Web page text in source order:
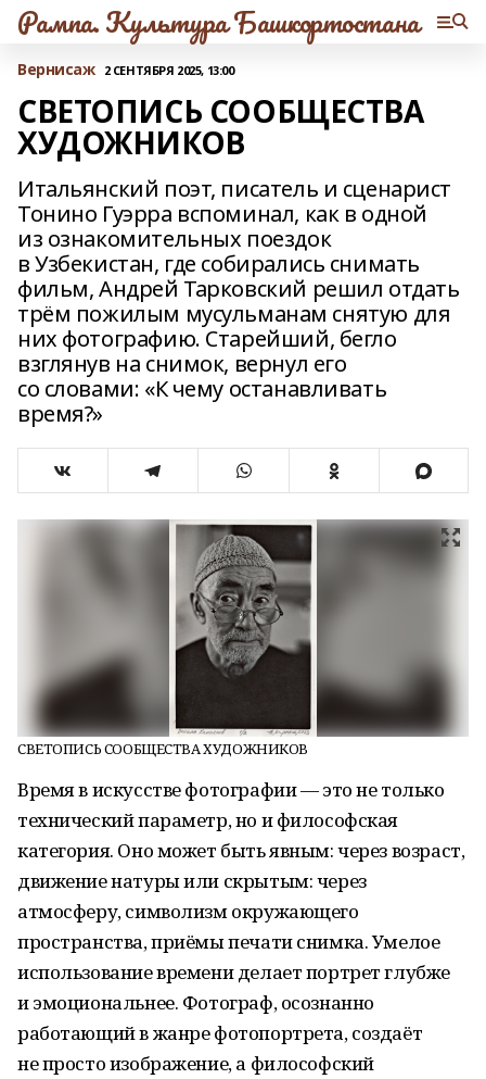
Рампа. Культура Башкортостана
Вернисаж 2 СЕНТЯБРЯ 2025, 13:00
СВЕТОПИСЬ СООБЩЕСТВА
ХУДОЖНИКОВ
Итальянский поэт, писатель и сценарист
Тонино Гуэрра вспоминал, как в одной
из ознакомительных поездок
в Узбекистан, где собирались снимать
фильм, Андрей Тарковский решил отдать
трём пожилым мусульманам снятую для
них фотографию. Старейший, бегло
взглянув на снимок, вернул его
со словами: «К чему останавливать
время?»
СВЕТОПИСЬ СООБЩЕСТВА ХУДОЖНИКОВ
Время в искусстве фотографии — это не только
технический параметр, но и философская
категория. Оно может быть явным: через возраст,
движение натуры или скрытым: через
атмосферу, символизм окружающего
пространства, приёмы печати снимка. Умелое
использование времени делает портрет глубже
и эмоциональнее. Фотограф, осознанно
работающий в жанре фотопортрета, создаёт
не просто изображение, а философский